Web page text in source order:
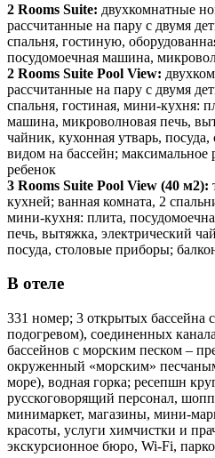
2 Rooms Suite: двухкомнатные
рассчитанные на пару с двумя
спальня, гостиную,
посудомоечная машина,
2 Rooms Suite Pool View:
рассчитанные на пару с двумя
спальня, гостиная, мини-кухня:
машина, микроволновая печь,
чайник, кухонная утварь,
видом на бассейн; максимальное
ребенок
3 Rooms Suite Pool View (40 м2):
кухней; ванная комната, 2
мини-кухня: плита,
печь, вытяжка, электрический
посуда, столовые приборы;
В отеле
331 номер; 3 открытых бассейна
подогревом), соединенных
бассейнов с морским песком –
окруженный «морским»
море), водная горка; ресепшн
русскоговорящий персонал,
минимаркет, магазины, мини-
красоты, услуги химчистки и
экскурсионное бюро, Wi-Fi,